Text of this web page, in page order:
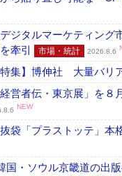
ジタルマーケティング
牽引
市場・統計 2026.8.6
特集】博伸社 大量バリ
営者伝・東京展」を８
NEW
袋「プラストッテ」本
国・ソウル京畿道の